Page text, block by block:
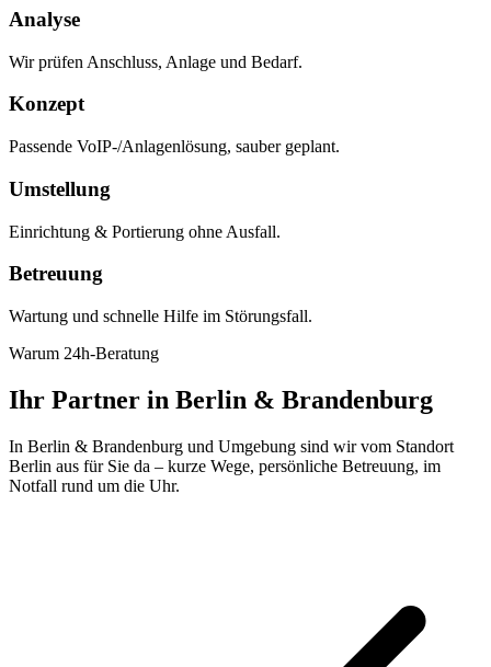
Analyse
Wir prüfen Anschluss, Anlage und Bedarf.
Konzept
Passende VoIP-/Anlagenlösung, sauber geplant.
Umstellung
Einrichtung & Portierung ohne Ausfall.
Betreuung
Wartung und schnelle Hilfe im Störungsfall.
Warum 24h-Beratung
Ihr Partner in Berlin & Brandenburg
In Berlin & Brandenburg und Umgebung sind wir vom Standort
Berlin aus für Sie da – kurze Wege, persönliche Betreuung, im
Notfall rund um die Uhr.